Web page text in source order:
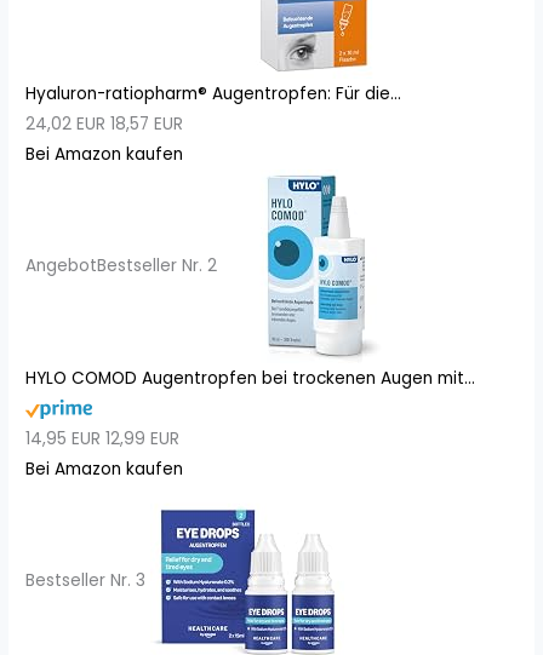
Hyaluron-ratiopharm® Augentropfen: Für die...
24,02 EUR 18,57 EUR
Bei Amazon kaufen
AngebotBestseller Nr. 2
HYLO COMOD Augentropfen bei trockenen Augen mit...
14,95 EUR 12,99 EUR
Bei Amazon kaufen
Bestseller Nr. 3